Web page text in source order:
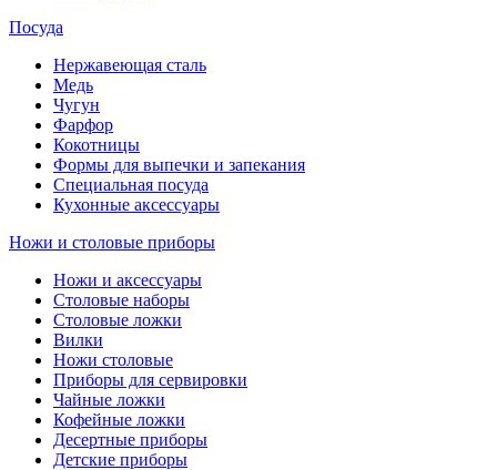
Посуда
Нержавеющая сталь
Медь
Чугун
Фарфор
Кокотницы
Формы для выпечки и запекания
Специальная посуда
Кухонные аксессуары
Ножи и столовые приборы
Ножи и аксессуары
Столовые наборы
Столовые ложки
Вилки
Ножи столовые
Приборы для сервировки
Чайные ложки
Кофейные ложки
Десертные приборы
Детские приборы